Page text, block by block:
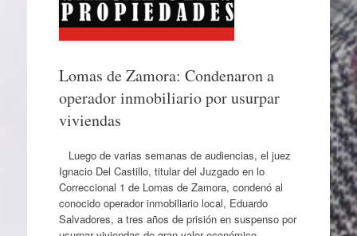
Lomas de Zamora: Condenaron a
operador inmobiliario por usurpar
viviendas
Luego de varias semanas de audiencias, el juez
Ignacio Del Castillo, titular del Juzgado en lo
Correccional 1 de Lomas de Zamora, condenó al
conocido operador inmobiliario local, Eduardo
Salvadores, a tres años de prisión en suspenso por